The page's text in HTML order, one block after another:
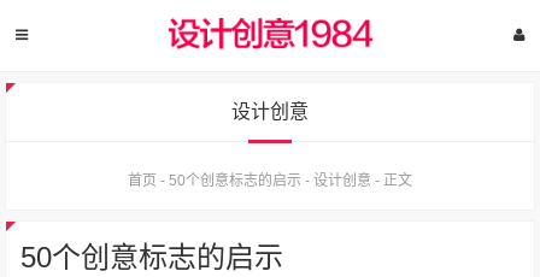
设计创意
首页 - 50个创意标志的启示 - 设计创意 - 正文
50个创意标志的启示